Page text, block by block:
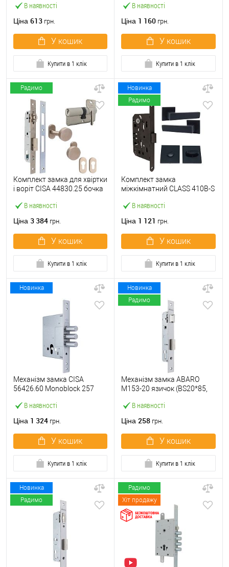
В наявності
тех.пакування.без
Ціна 613 грн.
У кошик
Купити в 1 клік
В наявності
нержавіюча сталь
Ціна 1 160 грн.
У кошик
Купити в 1 клік
Радимо
В наявності
Комплект замка для хвіртки
і воріт CISA 44830.25 бочка
60 мм та ручками
Ціна 3 384 грн.
У кошик
Купити в 1 клік
Новинка
Радимо
В наявності
Комплект замка
міжкімнатний CLASS 410B-S
ручками і воротком KEDR
Ціна 1 121 грн.
У кошик
Купити в 1 клік
Новинка
В наявності
Механізм замка CISA
56426.60 Monoblock 257
Ціна 1 324 грн.
У кошик
Купити в 1 клік
Новинка
Радимо
В наявності
Механізм замка ABARO
M153-20 язичок (BS20*85,
Ціна 258 грн.
У кошик
Купити в 1 клік
Новинка
Радимо
Радимо
Хіт продажу